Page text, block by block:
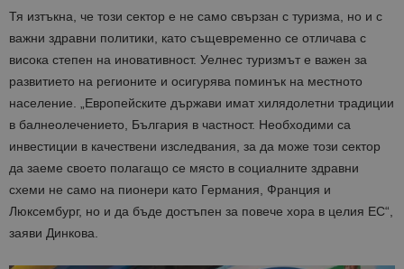
Тя изтъкна, че този сектор е не само свързан с туризма, но и с
важни здравни политики, като същевременно се отличава с
висока степен на иновативност. Уелнес туризмът е важен за
развитието на регионите и осигурява поминък на местното
население. „Европейските държави имат хилядолетни традиции
в балнеолечението, България в частност. Необходими са
инвестиции в качествени изследвания, за да може този сектор
да заеме своето полагащо се място в социалните здравни
схеми не само на пионери като Германия, Франция и
Люксембург, но и да бъде достъпен за повече хора в целия ЕС“,
заяви Динкова.